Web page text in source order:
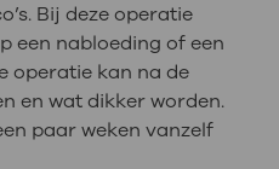
Bij deze operatie
een nabloeding of een
operatie kan na de
en wat dikker worden.
paar weken vanzelf